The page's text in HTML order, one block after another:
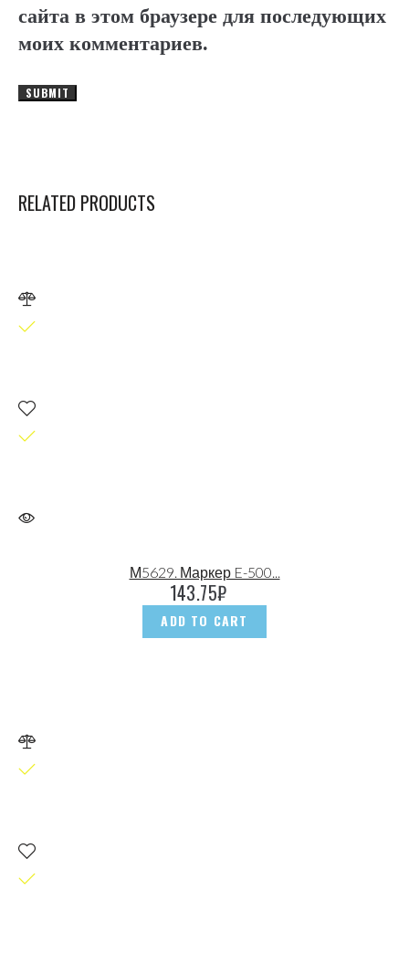
сайта в этом браузере для последующих
моих комментариев.
RELATED PRODUCTS
М5629. Маркер E-500...
143.75₽
ADD TO CART